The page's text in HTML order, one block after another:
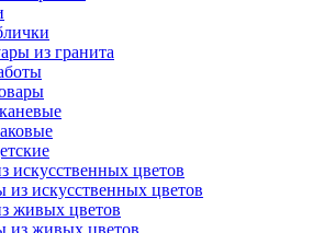
из гранита
искусственных цветов
из искусственных цветов
живых цветов
из живых цветов